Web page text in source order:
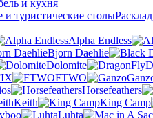
и кухня
и туристические столы
Alpha Endless
Bjorn Daehlie
Dolomite
FTWO
Horsefeathers
Keith King Camp
Luhta